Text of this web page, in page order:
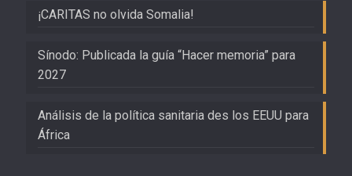
¡CARITAS no olvida Somalia!
Sínodo: Publicada la guía “Hacer memoria” para
2027
Análisis de la política sanitaria des los EEUU para
África